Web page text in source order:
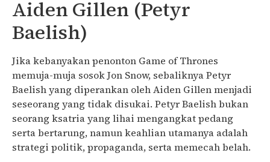
Aiden Gillen (Petyr
Baelish)
Jika kebanyakan penonton Game of Thrones
memuja-muja sosok Jon Snow, sebaliknya Petyr
Baelish yang diperankan oleh Aiden Gillen menjadi
seseorang yang tidak disukai. Petyr Baelish bukan
seorang ksatria yang lihai mengangkat pedang
serta bertarung, namun keahlian utamanya adalah
strategi politik, propaganda, serta memecah belah.